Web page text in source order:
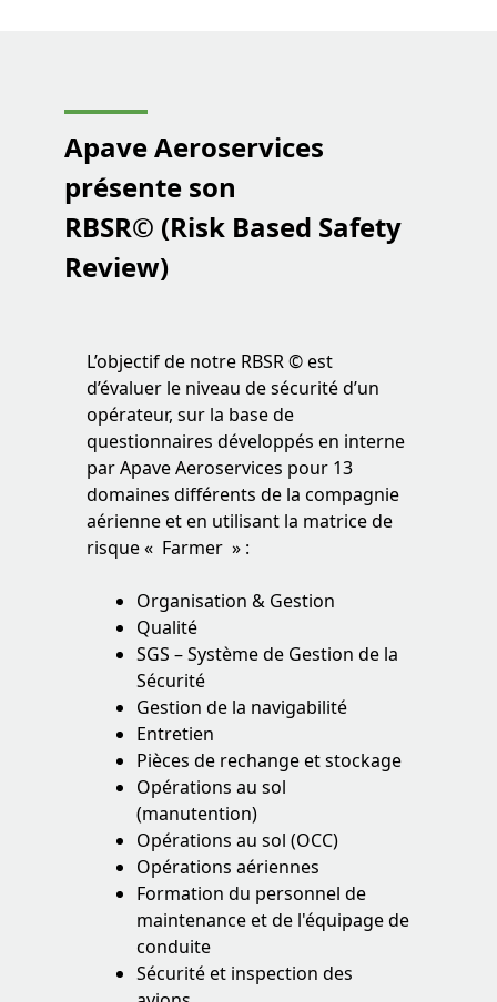
Apave Aeroservices
présente son
RBSR© (Risk Based Safety
Review)
L’objectif de notre RBSR © est
d’évaluer le niveau de sécurité d’un
opérateur, sur la base de
questionnaires développés en interne
par Apave Aeroservices pour 13
domaines différents de la compagnie
aérienne et en utilisant la matrice de
risque « Farmer » :
Organisation & Gestion
Qualité
SGS – Système de Gestion de la
Sécurité
Gestion de la navigabilité
Entretien
Pièces de rechange et stockage
Opérations au sol
(manutention)
Opérations au sol (OCC)
Opérations aériennes
Formation du personnel de
maintenance et de l'équipage de
conduite
Sécurité et inspection des